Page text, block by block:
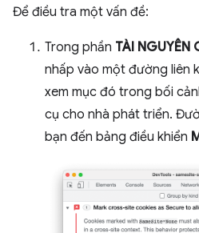
Để điều tra một vấn đề:
Trong phần TÀI NGUYÊN
nhấp vào một đường liên
xem mục đó trong bối
cụ cho nhà phát triển.
bạn đến bảng điều khiển